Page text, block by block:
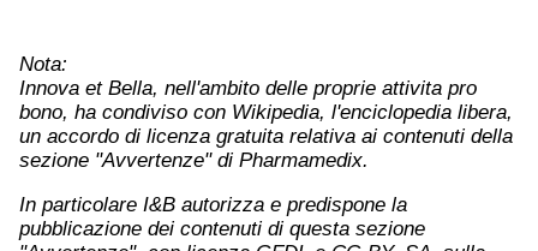
Nota:
Innova et Bella, nell'ambito delle proprie attivita pro
bono, ha condiviso con Wikipedia, l'enciclopedia libera,
un accordo di licenza gratuita relativa ai contenuti della
sezione "Avvertenze" di Pharmamedix.
In particolare I&B autorizza e predispone la
pubblicazione dei contenuti di questa sezione